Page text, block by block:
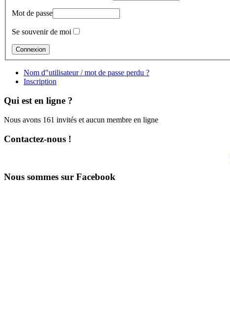
Mot de passe
Se souvenir de moi
Nom d"utilisateur / mot de passe perdu ?
Inscription
Qui est en ligne ?
Nous avons 161 invités et aucun membre en ligne
Contactez-nous !
Nous sommes sur Facebook